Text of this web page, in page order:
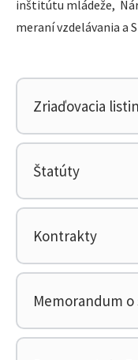
inštitútu mládeže,
meraní vzdelávania a
Zriaďovacia
Štatúty
Kontrakty
Memorandum